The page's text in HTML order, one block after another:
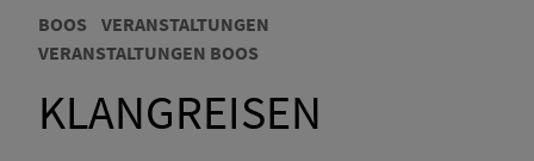
BOOS
VERANSTALTUNGEN
VERANSTALTUNGEN BOOS
KLANGREISEN